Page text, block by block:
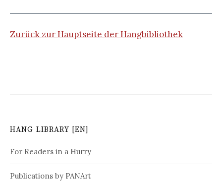
Zurück zur Hauptseite der Hangbibliothek
HANG LIBRARY [EN]
For Readers in a Hurry
Publications by PANArt